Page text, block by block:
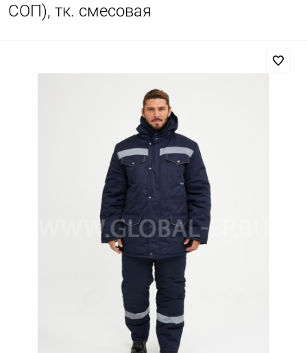
СОП), тк. смесовая